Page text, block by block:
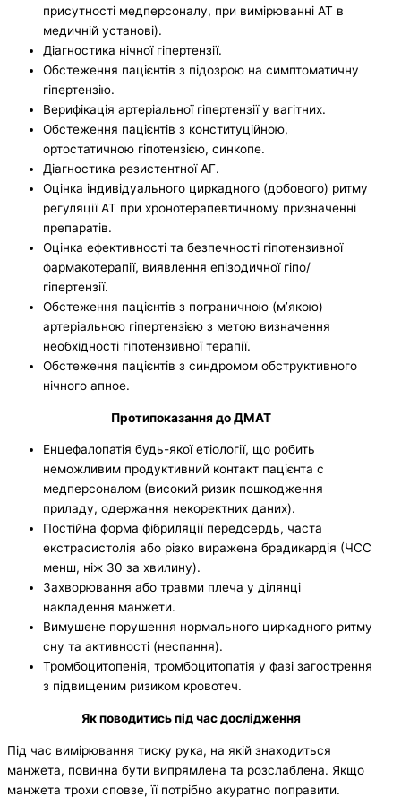
присутності медперсоналу, при вимірюванні АТ в
медичній установі).
Діагностика нічної гіпертензії.
Обстеження пацієнтів з підозрою на симптоматичну
гіпертензію.
Верифікація артеріальної гіпертензії у вагітних.
Обстеження пацієнтів з конституційною,
ортостатичною гіпотензією, синкопе.
Діагностика резистентної АГ.
Оцінка індивідуального циркадного (добового) ритму
регуляції АТ при хронотерапевтичному призначенні
препаратів.
Оцінка ефективності та безпечності гіпотензивної
фармакотерапії, виявлення епізодичної гіпо/
гіпертензії.
Обстеження пацієнтів з пограничною (м’якою)
артеріальною гіпертензією з метою визначення
необхідності гіпотензивної терапії.
Обстеження пацієнтів з синдромом обструктивного
нічного апное.
Протипоказання до ДМАТ
Енцефалопатія будь-якої етіології, що робить
неможливим продуктивний контакт пацієнта с
медперсоналом (високий ризик пошкодження
приладу, одержання некоректних даних).
Постійна форма фібриляції передсердь, часта
екстрасистолія або різко виражена брадикардія (ЧСС
менш, ніж 30 за хвилину).
Захворювання або травми плеча у ділянці
накладення манжети.
Вимушене порушення нормального циркадного ритму
сну та активності (неспання).
Тромбоцитопенія, тромбоцитопатія у фазі загострення
з підвищеним ризиком кровотеч.
Як поводитись під час дослідження
Під час вимірювання тиску рука, на якій знаходиться
манжета, повинна бути випрямлена та розслаблена. Якщо
манжета трохи сповзе, її потрібно акуратно поправити.